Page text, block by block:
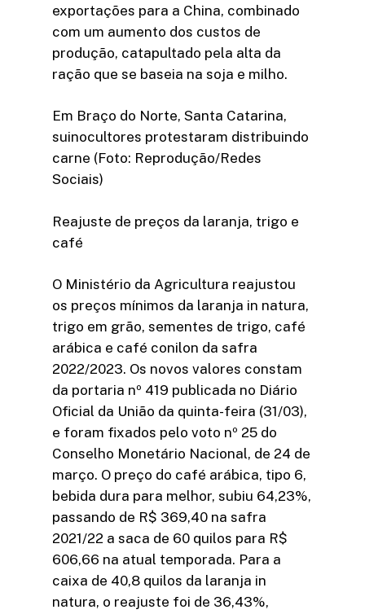
exportações para a China, combinado
com um aumento dos custos de
produção, catapultado pela alta da
ração que se baseia na soja e milho.
Em Braço do Norte, Santa Catarina,
suinocultores protestaram distribuindo
carne (Foto: Reprodução/Redes
Sociais)
Reajuste de preços da laranja, trigo e
café
O Ministério da Agricultura reajustou
os preços mínimos da laranja in natura,
trigo em grão, sementes de trigo, café
arábica e café conilon da safra
2022/2023. Os novos valores constam
da portaria nº 419 publicada no Diário
Oficial da União da quinta-feira (31/03),
e foram fixados pelo voto nº 25 do
Conselho Monetário Nacional, de 24 de
março. O preço do café arábica, tipo 6,
bebida dura para melhor, subiu 64,23%,
passando de R$ 369,40 na safra
2021/22 a saca de 60 quilos para R$
606,66 na atual temporada. Para a
caixa de 40,8 quilos da laranja in
natura, o reajuste foi de 36,43%,